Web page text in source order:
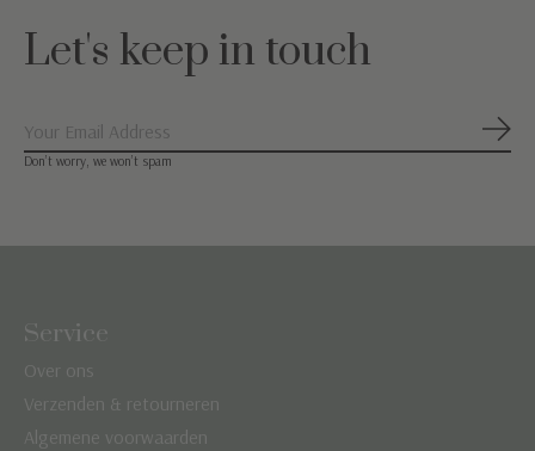
Let's keep in touch
Don’t worry, we won’t spam
Service
Over ons
Verzenden & retourneren
Algemene voorwaarden